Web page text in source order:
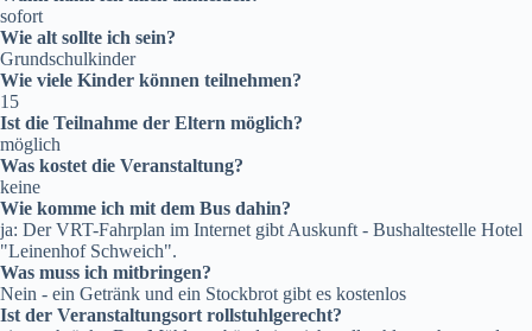
sofort
Wie alt sollte ich sein?
Grundschulkinder
Wie viele Kinder können teilnehmen?
15
Ist die Teilnahme der Eltern möglich?
möglich
Was kostet die Veranstaltung?
keine
Wie komme ich mit dem Bus dahin?
ja: Der VRT-Fahrplan im Internet gibt Auskunft - Bushaltestelle Hotel
"Leinenhof Schweich".
Was muss ich mitbringen?
Nein - ein Getränk und ein Stockbrot gibt es kostenlos
Ist der Veranstaltungsort rollstuhlgerecht?